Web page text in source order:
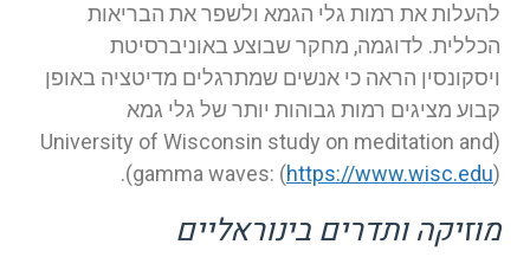
להעלות את רמות גלי הגמא ולשפר את הבריאות
הכללית. לדוגמה, מחקר שבוצע באוניברסיטת
ויסקונסין הראה כי אנשים שמתרגלים מדיטציה באופן
קבוע מציגים רמות גבוהות יותר של גלי גמא
(University of Wisconsin study on meditation and
gamma waves: (https://www.wisc.edu)).
מוזיקה ותדרים בינוראליים